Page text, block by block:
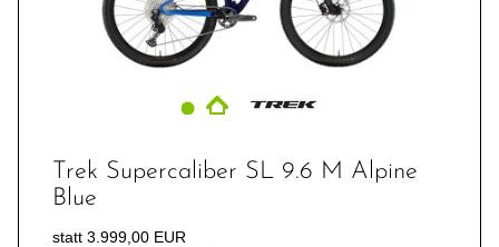
Trek Supercaliber SL 9.6 M Alpine
Blue
statt 3.999,00 EUR